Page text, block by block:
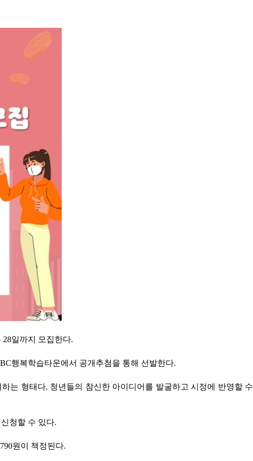
일까지 모집한다.
행복학습타운에서 공개추첨을 통해 선발한다.
는 형태다. 청년들의 참신한 아이디어를 발굴하고 시정에 반영할 수
청할 수 있다.
원이 책정된다.